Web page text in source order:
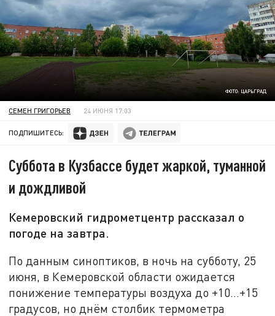
ФОТО: ЦАРЬГРАД
СЕМЕН ГРИГОРЬЕВ 24 ИЮНЯ 17:03
ПОДПИШИТЕСЬ:
Суббота в Кузбассе будет жаркой, туманной
и дождливой
Кемеровский гидрометцентр рассказал о
погоде на завтра.
По данным синоптиков, в ночь на субботу, 25
июня, в Кемеровской области ожидается
понижение температуры воздуха до +10…+15
градусов, но днём столбик термометра